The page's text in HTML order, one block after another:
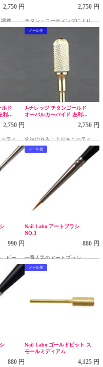
2,750 円
整、ジ
ならし
2,750 円
チタン・コーティングにより切
れ味が長持ちします。
ルド
利用
2,750 円
ティク
きま
メール便
J-ナレッジ チタンゴールド
オーバルカーバイド 左利用
2,750 円
先端の丸みによりキューティク
ル周りも安心して使用できま
990 円
ピーコ
ルブラ
メール便
Nail Labo アートブラシ
NO.3
880 円
一番人気のアートブラシ
880 円
メール便
Nail Labo ゴールドビット ス
モールミディアム
4,125 円